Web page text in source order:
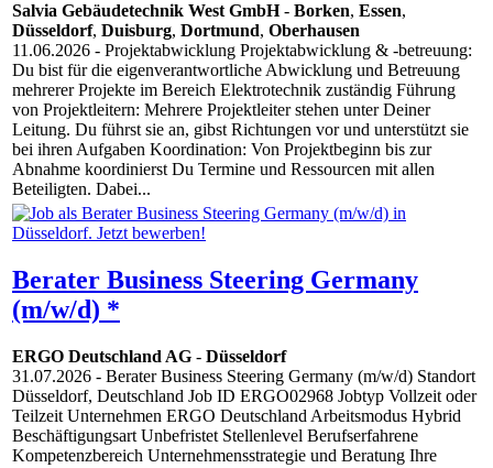
Salvia Gebäudetechnik West GmbH- Borken, Essen,
Düsseldorf, Duisburg, Dortmund, Oberhausen
11.06.2026 - Projektabwicklung Projektabwicklung & -betreuung:
Du bist für die eigenverantwortliche Abwicklung und Betreuung
mehrerer Projekte im Bereich Elektrotechnik zuständig Führung
von Projektleitern: Mehrere Projektleiter stehen unter Deiner
Leitung. Du führst sie an, gibst Richtungen vor und unterstützt sie
bei ihren Aufgaben Koordination: Von Projektbeginn bis zur
Abnahme koordinierst Du Termine und Ressourcen mit allen
Beteiligten. Dabei...
Berater Business Steering Germany
(m/w/d) *
ERGO Deutschland AG - Düsseldorf
31.07.2026 - Berater Business Steering Germany (m/w/d) Standort
Düsseldorf, Deutschland Job ID ERGO02968 Jobtyp Vollzeit oder
Teilzeit Unternehmen ERGO Deutschland Arbeitsmodus Hybrid
Beschäftigungsart Unbefristet Stellenlevel Berufserfahrene
Kompetenzbereich Unternehmensstrategie und Beratung Ihre